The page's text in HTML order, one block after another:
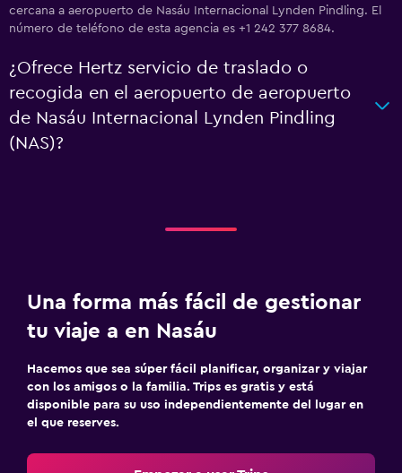
cercana a aeropuerto de Nasáu Internacional Lynden Pindling. El
número de teléfono de esta agencia es +1 242 377 8684.
¿Ofrece Hertz servicio de traslado o
recogida en el aeropuerto de aeropuerto
de Nasáu Internacional Lynden Pindling
(NAS)?
Una forma más fácil de gestionar
tu viaje a en Nasáu
Hacemos que sea súper fácil planificar, organizar y viajar
con los amigos o la familia. Trips es gratis y está
disponible para su uso independientemente del lugar en
el que reserves.